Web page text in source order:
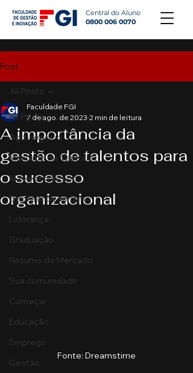
Central do Aluno
0800 006 0070
Post
All Posts
Agronegócio
Mercado de Capitais
Marketing Digital
Empreendedorismo
Liderança
Graduação
Resumo do Mercado
Sua comunidade
Começar
Educação
Emprego
Gestão
All Posts
A importância da
gestão de talentos para
o sucesso
organizacional
Faculdade FGI
7 de ago. de 2023 2 min de leitura
Fonte: Dreamstime